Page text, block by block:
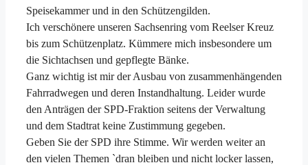
Speisekammer und in den Schützengilden.
Ich verschönere unseren Sachsenring vom Reelser Kreuz
bis zum Schützenplatz. Kümmere mich insbesondere um
die Sichtachsen und gepflegte Bänke.
Ganz wichtig ist mir der Ausbau von zusammenhängenden
Fahrradwegen und deren Instandhaltung. Leider wurde
den Anträgen der SPD-Fraktion seitens der Verwaltung
und dem Stadtrat keine Zustimmung gegeben.
Geben Sie der SPD ihre Stimme. Wir werden weiter an
den vielen Themen `dran bleiben und nicht locker lassen,